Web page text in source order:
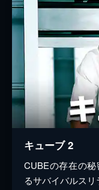
キューブ 2
CUBEの存在の
るサバイバルス